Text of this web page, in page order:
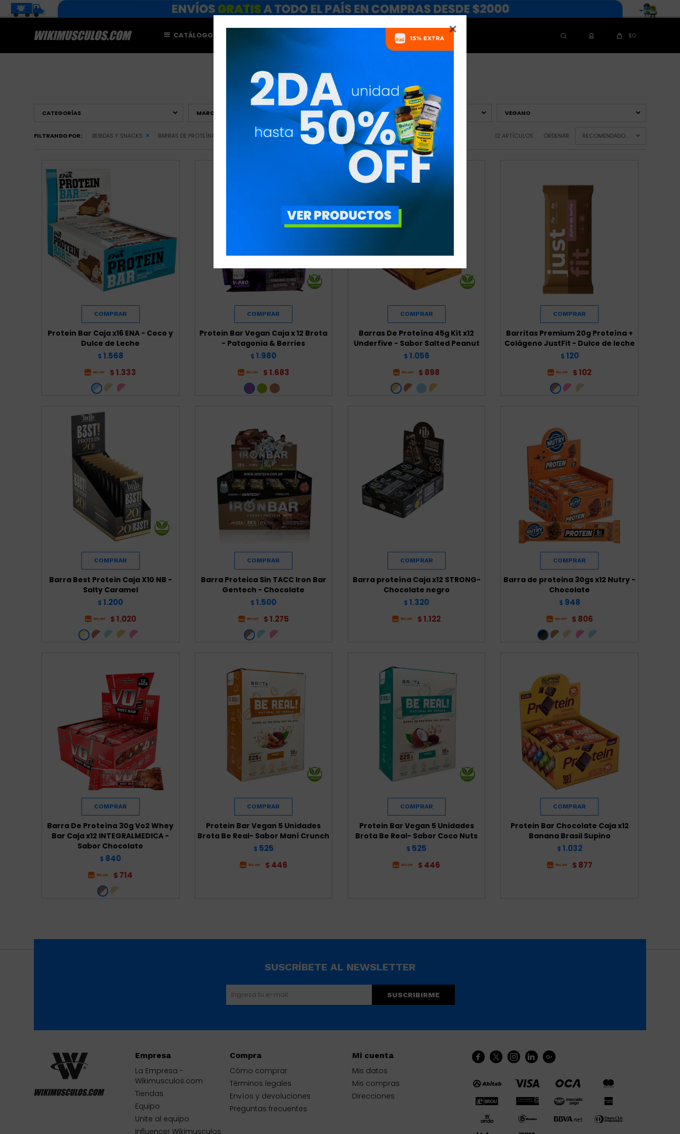

CATÁLOGO NUTRICIONISTAS $0
BARRAS DE PROTEÍNA
CATEGORÍAS MARCAS PRECIO($) VEGANO
FILTRANDO POR: BEBIDAS Y SNACKS BARRAS DE PROTEÍNA QUITAR FILTROS 12 ARTÍCULOS ORDENAR: RECOMENDADOS
Protein Bar Caja x16 ENA - Coco y
Dulce de Leche
$ 1.568
$ 1.333
Protein Bar Vegan Caja x 12 Brota
- Patagonia & Berries
$ 1.980
$ 1.683
Barras De Proteína 45g Kit x12
Underfive - Sabor Salted Peanut
$ 1.056
$ 898
Barritas Premium 20g Proteína +
Colágeno JustFit - Dulce de leche
$ 120
$ 102
Barra Best Protein Caja X10 NB -
Salty Caramel
$ 1.200
$ 1.020
Barra Proteica Sin TACC Iron Bar
Gentech - Chocolate
$ 1.500
$ 1.275
Barra proteína Caja x12 STRONG-
Chocolate negro
$ 1.320
$ 1.122
Barra de proteina 30gs x12 Nutry -
Chocolate
$ 948
$ 806
Barra De Proteína 30g Vo2 Whey
Bar Caja x12 INTEGRALMEDICA -
Sabor Chocolate
$ 840
$ 714
Protein Bar Vegan 5 Unidades
Brota Be Real- Sabor Maní Crunch
$ 525
$ 446
Protein Bar Vegan 5 Unidades
Brota Be Real- Sabor Coco Nuts
$ 525
$ 446
Protein Bar Chocolate Caja x12
Banana Brasil Supino
$ 1.032
$ 877
    
Empresa
La Empresa -
Wikimusculos.com
Tiendas
Equipo
Unite al equipo
Influencer Wikimusculos
Compra
Cómo comprar
Términos legales
Envíos y devoluciones
Preguntas frecuentes
Mi cuenta
Mis datos
Mis compras
Direcciones
SUSCRÍBETE AL NEWSLETTER
SUSCRIBIRME